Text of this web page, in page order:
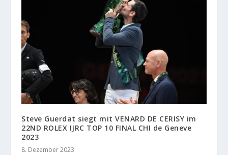
Steve Guerdat siegt mit VENARD DE CERISY im
22ND ROLEX IJRC TOP 10 FINAL CHI de Geneve
2023
8. Dezember 2023